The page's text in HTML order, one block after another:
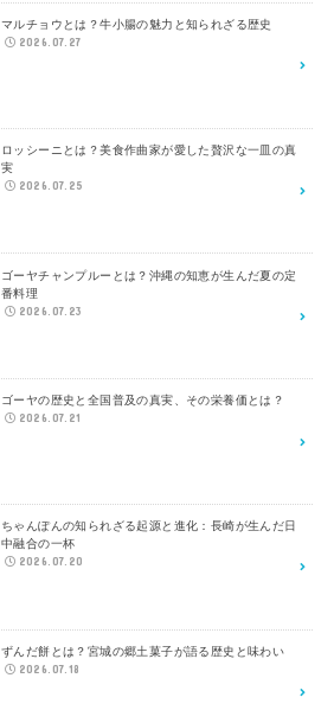
マルチョウとは？牛小腸の魅力と知られざる歴史
2026.07.27
ロッシーニとは？美食作曲家が愛した贅沢な一皿の真
実
2026.07.25
ゴーヤチャンプルーとは？沖縄の知恵が生んだ夏の定
番料理
2026.07.23
ゴーヤの歴史と全国普及の真実、その栄養価とは？
2026.07.21
ちゃんぽんの知られざる起源と進化：長崎が生んだ日
中融合の一杯
2026.07.20
ずんだ餅とは？宮城の郷土菓子が語る歴史と味わい
2026.07.18